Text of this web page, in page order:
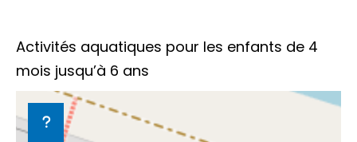
Activités aquatiques pour les enfants de 4
mois jusqu’à 6 ans